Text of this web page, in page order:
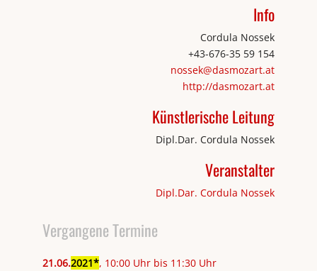
Info
Cordula Nossek
+43-676-35 59 154
nossek@dasmozart.at
http://dasmozart.at
Künstlerische Leitung
Dipl.Dar. Cordula Nossek
Veranstalter
Dipl.Dar. Cordula Nossek
Vergangene Termine
21.06.2021 , 10:00 Uhr bis 11:30 Uhr